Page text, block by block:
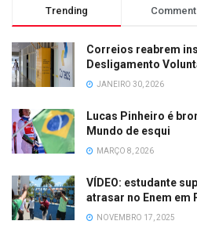
Trending
Correios reabrem
Desligamento
JANEIRO 30, 2026
Lucas Pinheiro é
Mundo de esqui
MARÇO 8, 2026
VÍDEO: estudante
atrasar no Enem em
NOVEMBRO 17, 2025